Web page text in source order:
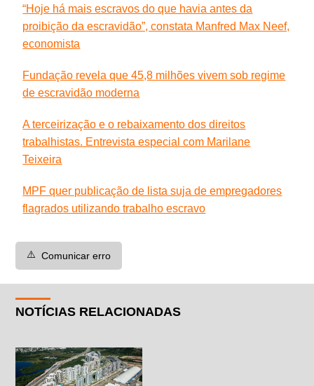
“Hoje há mais escravos do que havia antes da
proibição da escravidão”, constata Manfred Max Neef,
economista
Fundação revela que 45,8 milhões vivem sob regime
de escravidão moderna
A terceirização e o rebaixamento dos direitos
trabalhistas. Entrevista especial com Marilane
Teixeira
MPF quer publicação de lista suja de empregadores
flagrados utilizando trabalho escravo
⚠️ Comunicar erro
NOTÍCIAS RELACIONADAS